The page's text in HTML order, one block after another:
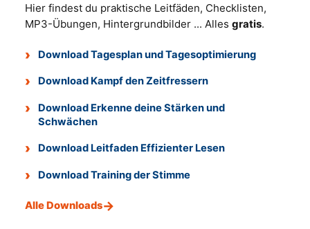
Hier findest du praktische Leitfäden, Checklisten,
MP3-Übungen, Hintergrundbilder ... Alles gratis.
Download Tagesplan und Tagesoptimierung
Download Kampf den Zeitfressern
Download Erkenne deine Stärken und
Schwächen
Download Leitfaden Effizienter Lesen
Download Training der Stimme
Alle Downloads